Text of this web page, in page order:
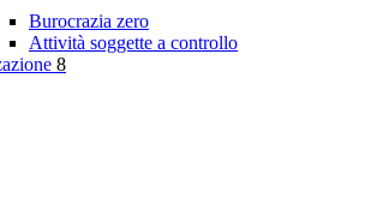
Burocrazia zero
Attività soggette a controllo
8